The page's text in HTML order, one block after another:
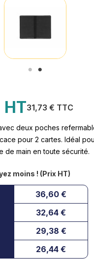
31,73 € TTC
deux poches
pour 2 cartes. Idéal
de main en toute sécurité.
moins ! (Prix HT)
36,60 €
32,64 €
29,38 €
26,44 €